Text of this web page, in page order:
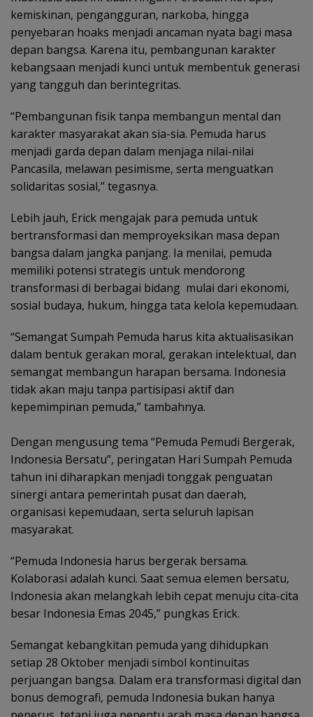
kemiskinan, pengangguran, narkoba, hingga
penyebaran hoaks menjadi ancaman nyata bagi masa
depan bangsa. Karena itu, pembangunan karakter
kebangsaan menjadi kunci untuk membentuk generasi
yang tangguh dan berintegritas.
‎“Pembangunan fisik tanpa membangun mental dan
karakter masyarakat akan sia-sia. Pemuda harus
menjadi garda depan dalam menjaga nilai-nilai
Pancasila, melawan pesimisme, serta menguatkan
solidaritas sosial,” tegasnya.
Lebih jauh, Erick mengajak para pemuda untuk
bertransformasi dan memproyeksikan masa depan
bangsa dalam jangka panjang. Ia menilai, pemuda
memiliki potensi strategis untuk mendorong
transformasi di berbagai bidang mulai dari ekonomi,
sosial budaya, hukum, hingga tata kelola kepemudaan.
‎“Semangat Sumpah Pemuda harus kita aktualisasikan
dalam bentuk gerakan moral, gerakan intelektual, dan
semangat membangun harapan bersama. Indonesia
tidak akan maju tanpa partisipasi aktif dan
kepemimpinan pemuda,” tambahnya.
‎Dengan mengusung tema “Pemuda Pemudi Bergerak,
Indonesia Bersatu”, peringatan Hari Sumpah Pemuda
tahun ini diharapkan menjadi tonggak penguatan
sinergi antara pemerintah pusat dan daerah,
organisasi kepemudaan, serta seluruh lapisan
masyarakat.
“Pemuda Indonesia harus bergerak bersama.
Kolaborasi adalah kunci. Saat semua elemen bersatu,
Indonesia akan melangkah lebih cepat menuju cita-cita
besar Indonesia Emas 2045,” pungkas Erick.
‎Semangat kebangkitan pemuda yang dihidupkan
setiap 28 Oktober menjadi simbol kontinuitas
perjuangan bangsa. Dalam era transformasi digital dan
bonus demografi, pemuda Indonesia bukan hanya